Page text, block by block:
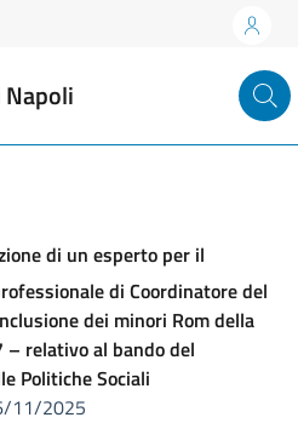
Napoli
di un esperto per il
di Coordinatore del
dei minori Rom della
relativo al bando del
Politiche Sociali
11/2025